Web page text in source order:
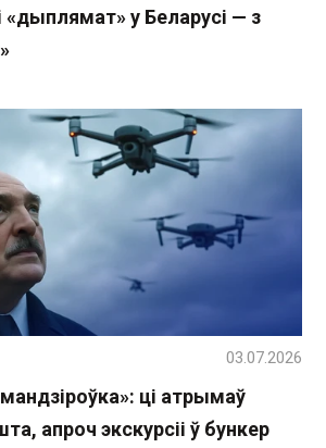
«дыплямат» у Беларусі — з
ці атрымаў
апроч экскурсіі ў бункер
03.07.2026